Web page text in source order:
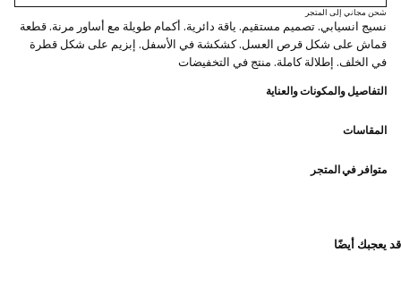
شحن مجاني إلى المتجر
نسيج انسيابي. تصميم مستقيم. ياقة دائرية. أكمام طويلة مع أساور مرنة. قطعة
قماش على شكل قرص العسل. كشكشة في الأسفل. إبزيم على شكل قطرة
في الخلف. إطلالة كاملة. منتج في التخفيضات
التفاصيل والمكونات والعناية
المقاسات
متوافر في المتجر
قد يعجبك أيضًا